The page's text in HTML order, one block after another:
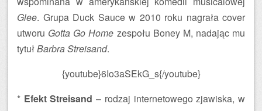
Glee. Grupa Duck Sauce w 2010 roku nagrała cover
utworu Gotta Go Home zespołu Boney M, nadając mu
tytułBarbra Streisand.
{youtube}6Io3aSEkG_s{/youtube}
* Efekt Streisand – rodzaj internetowego zjawiska, w